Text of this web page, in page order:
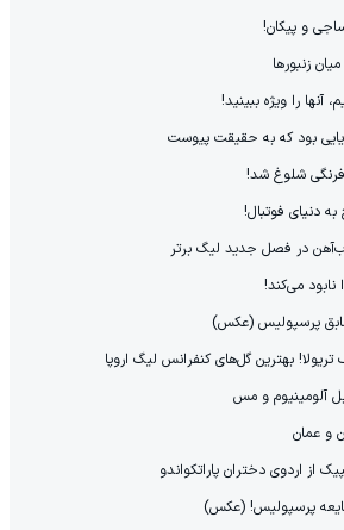
و پیکان!
زنبورها
آنها را ویژه ببینید!
بود که به حقیقت پیوست
شلوغ شد!
به دنیای فوتبال!
در فصل جدید لیگ برتر
نابود می‌کند!
پرسپولیس (عکس)
بهترین گل‌های کنفرانس لیگ اروپا
آلومینیوم و مس
و عمان
از اردوی دختران پاراتکواندو
پرسپولیس! (عکس)